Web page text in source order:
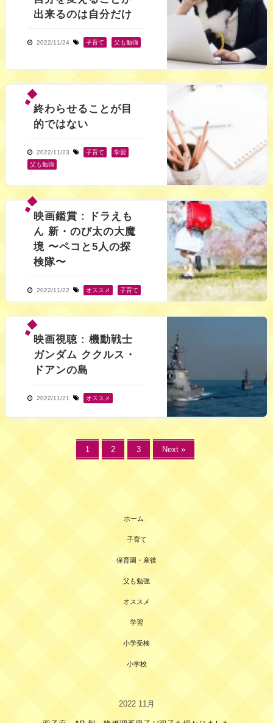
出来るのは自分だけ
2022/11/24 子育て 父も勉強
終わらせることが目
的ではない
2022/11/23 子育て 学習
父も勉強
映画鑑賞 : ドラえも
ん 新・のび太の大魔
境 〜ペコと5人の探
検隊〜
2022/11/22 オススメ 子育て
映画視聴 : 機動戦士
ガンダム ククルス・
ドアンの島
2022/11/21 オススメ
1 2 3 Next »
ホーム
子育て
保育園・産後
父も勉強
オススメ
学習
小学受検
小学校
2022 11月